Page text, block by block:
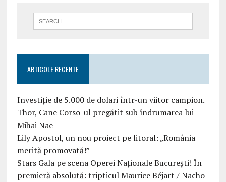
ARTICOLE RECENTE
Investiție de 5.000 de dolari într-un viitor campion.
Thor, Cane Corso-ul pregătit sub îndrumarea lui
Mihai Nae
Lily Apostol, un nou proiect pe litoral: „România
merită promovată!”
Stars Gala pe scena Operei Naționale București! În
premieră absolută: tripticul Maurice Béjart / Nacho